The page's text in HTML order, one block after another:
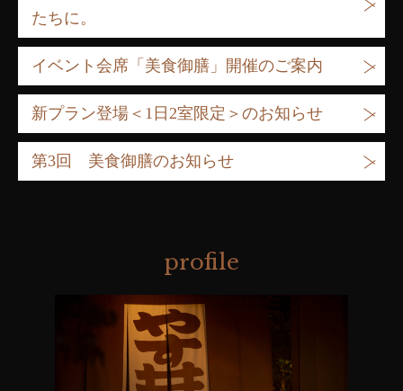
profile
たちに。
イベント会席「美食御膳」開催のご案内
新プラン登場＜1日2室限定＞のお知らせ
第3回 美食御膳のお知らせ